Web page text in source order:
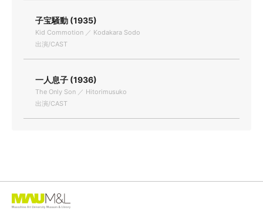
子宝騒動 (1935)
Kid Commotion ／ Kodakara Sodo
出演/CAST
一人息子 (1936)
The Only Son ／ Hitorimusuko
出演/CAST